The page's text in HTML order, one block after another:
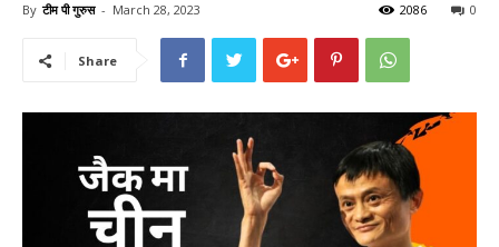
By टीम पी गुरुस - March 28, 2023 0
2086
Share